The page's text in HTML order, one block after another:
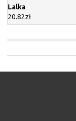
Lalka
20.82zł